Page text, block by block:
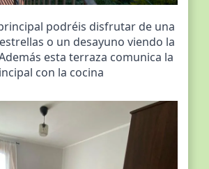
podréis disfrutar de una
o un desayuno viendo la
esta terraza comunica la
con la cocina